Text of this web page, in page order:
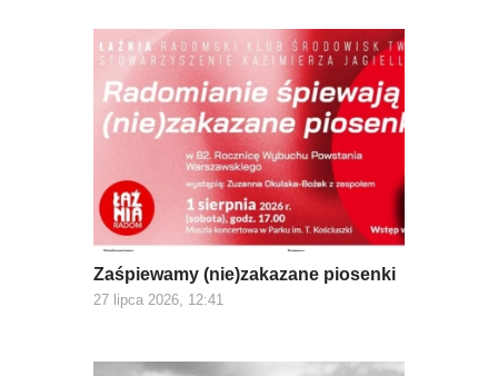
Zaśpiewamy (nie)zakazane piosenki
27 lipca 2026, 12:41